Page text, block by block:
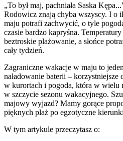
„To był maj, pachniała Saska
Rodowicz znają chyba wszyscy. I o
maju potrafi zachwycić, o tyle
czasie bardzo kapryśna.
beztroskie plażowanie, a słońce
cały tydzień.
Zagraniczne wakacje w maju to
naładowanie baterii – korzystniejsze
w kurortach i pogoda, która w wielu
w szczycie sezonu wakacyjnego.
majowy wyjazd? Mamy gorące
pięknych plaż po egzotyczne
W tym artykule przeczytasz o: